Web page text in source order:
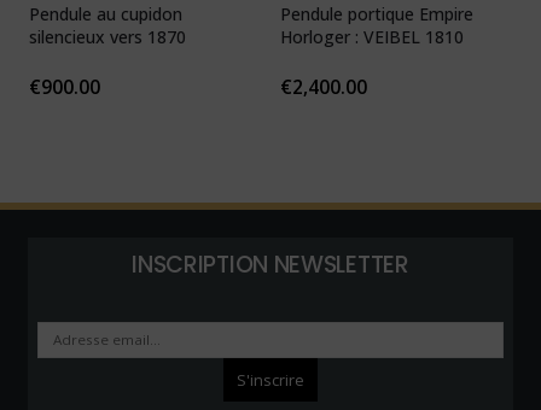
Pendule au cupidon
silencieux vers 1870
€900.00
Pendule portique Empire
Horloger : VEIBEL 1810
€2,400.00
INSCRIPTION NEWSLETTER